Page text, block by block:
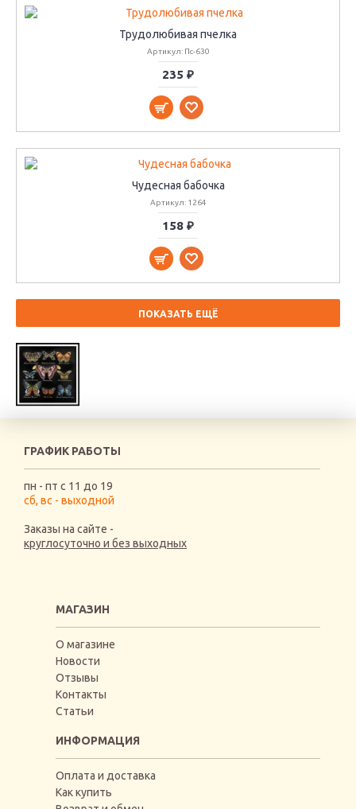
Трудолюбивая пчелка
Артикул: Пс-630
235 ₽
Чудесная бабочка
Артикул: 1264
158 ₽
ПОКАЗАТЬ ЕЩЁ
ГРАФИК РАБОТЫ
пн - пт с 11 до 19
сб, вс - выходной
Заказы на сайте -
круглосуточно и без выходных
МАГАЗИН
О магазине
Новости
Отзывы
Контакты
Статьи
ИНФОРМАЦИЯ
Оплата и доставка
Как купить